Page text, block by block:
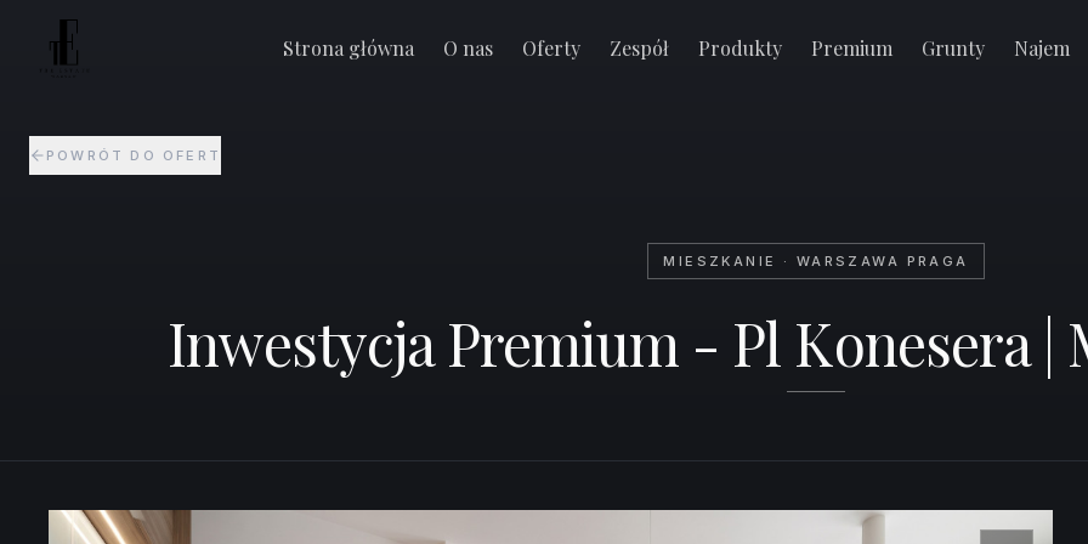
Strona główna O nas Oferty Zespół Produkty Premium Grunty Najem
POWRÓT DO OFERT
MIESZKANIE · WARSZAWA PRAGA
Inwestycja Premium - Pl Konesera |
Inwestycja Premium - Pl Konesera | Metro | Wysokie
Warszawa Praga